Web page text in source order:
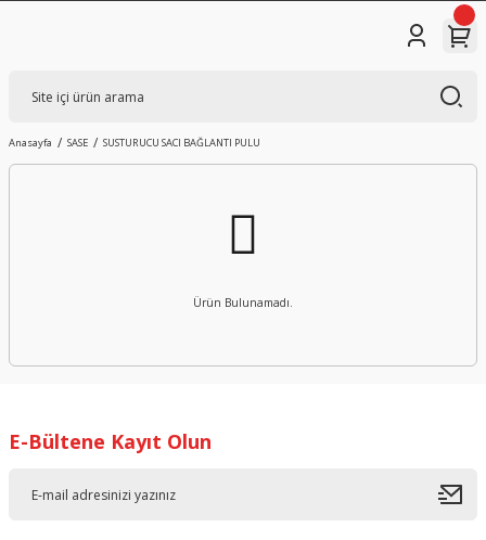
Anasayfa SASE SUSTURUCU SACI BAĞLANTI PULU
Ürün Bulunamadı.
E-Bültene Kayıt Olun